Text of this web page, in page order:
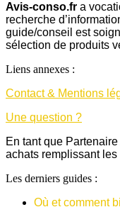
Avis-conso.fr a
recherche
guide/conseil est
sélection de produits
Liens annexes :
Contact & Mentions
Une question ?
En tant que
achats remplissant
Les derniers guides :
Où et comment